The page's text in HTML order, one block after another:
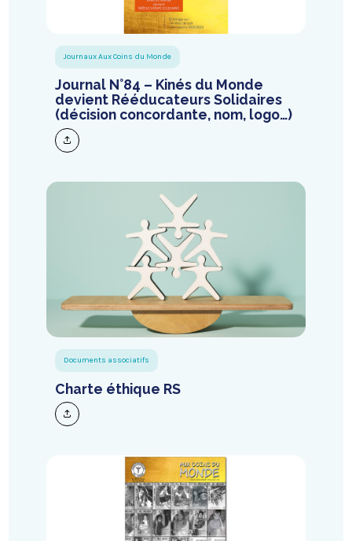
Journaux Aux Coins du Monde
Journal N°84 – Kinés du Monde
devient Rééducateurs Solidaires
(décision concordante, nom, logo…)
Documents associatifs
Charte éthique RS